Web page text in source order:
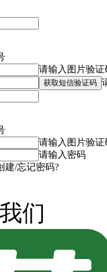
请输入图片验证
获取短信验证码
请输入图片验证
请输入密码
建/忘记密码?
们